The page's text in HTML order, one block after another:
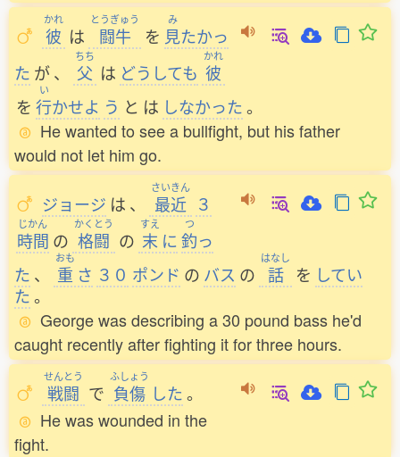
かれ
彼 は
とうぎゅう
闘牛 を
み
見たかっ
た が、
ちち
父 は どうしても
かれ
彼
を
い
行かせよ う と は しなかった。
He wanted to see a bullfight, but his father
would not let him go.
ジョージ は 、
さいきん
最近 ３
じかん
時間 の
かくとう
格闘 の
すえ
末 に
つ
釣っ
た 、
おも
重 さ ３０ ポンド の バス の
はなし
話 を してい
た。
George was describing a 30 pound bass he'd
caught recently after fighting it for three hours.
せんとう
戦闘 で
ふしょう
負傷 した。
He was wounded in the
fight.